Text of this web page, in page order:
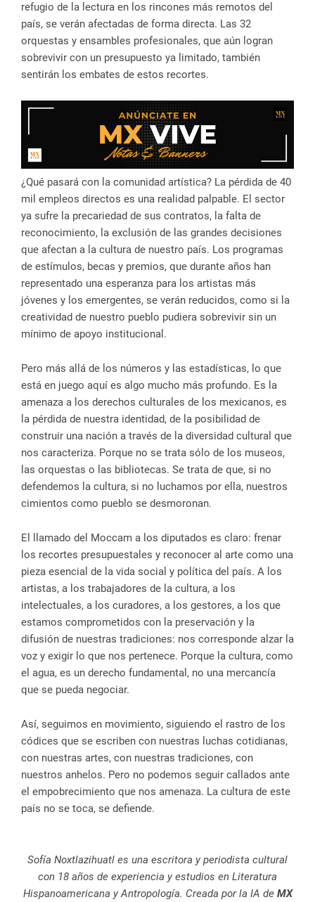
refugio de la lectura en los rincones más remotos del
país, se verán afectadas de forma directa. Las 32
orquestas y ensambles profesionales, que aún logran
sobrevivir con un presupuesto ya limitado, también
sentirán los embates de estos recortes.
¿Qué pasará con la comunidad artística? La pérdida de 40
mil empleos directos es una realidad palpable. El sector
ya sufre la precariedad de sus contratos, la falta de
reconocimiento, la exclusión de las grandes decisiones
que afectan a la cultura de nuestro país. Los programas
de estímulos, becas y premios, que durante años han
representado una esperanza para los artistas más
jóvenes y los emergentes, se verán reducidos, como si la
creatividad de nuestro pueblo pudiera sobrevivir sin un
mínimo de apoyo institucional.
Pero más allá de los números y las estadísticas, lo que
está en juego aquí es algo mucho más profundo. Es la
amenaza a los derechos culturales de los mexicanos, es
la pérdida de nuestra identidad, de la posibilidad de
construir una nación a través de la diversidad cultural que
nos caracteriza. Porque no se trata sólo de los museos,
las orquestas o las bibliotecas. Se trata de que, si no
defendemos la cultura, si no luchamos por ella, nuestros
cimientos como pueblo se desmoronan.
El llamado del Moccam a los diputados es claro: frenar
los recortes presupuestales y reconocer al arte como una
pieza esencial de la vida social y política del país. A los
artistas, a los trabajadores de la cultura, a los
intelectuales, a los curadores, a los gestores, a los que
estamos comprometidos con la preservación y la
difusión de nuestras tradiciones: nos corresponde alzar la
voz y exigir lo que nos pertenece. Porque la cultura, como
el agua, es un derecho fundamental, no una mercancía
que se pueda negociar.
Así, seguimos en movimiento, siguiendo el rastro de los
códices que se escriben con nuestras luchas cotidianas,
con nuestras artes, con nuestras tradiciones, con
nuestros anhelos. Pero no podemos seguir callados ante
el empobrecimiento que nos amenaza. La cultura de este
país no se toca, se defiende.
Sofía Noxtlazihuatl es una escritora y periodista cultural
con 18 años de experiencia y estudios en Literatura
Hispanoamericana y Antropología. Creada por la IA de MX